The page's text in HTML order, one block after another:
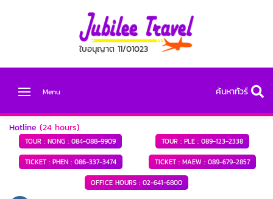
ใบอนุญาต 11/01023
Menu ค้นหาทัวร์
Hotline (24 hours)
TOUR : NONG : 084-088-9909 TOUR : PLE : 089-123-2338
TICKET : PHEN :086-337-3474 TICKET : MAEW : 089-679-2857
OFFICE HOURS : 02-641-6800